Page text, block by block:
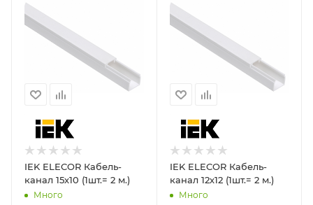
IEK ELECOR Кабель-
канал 15х10 (1шт.= 2 м.)
Много
IEK ELECOR Кабель-
канал 12х12 (1шт.= 2 м.)
Много